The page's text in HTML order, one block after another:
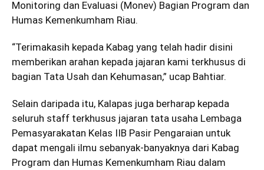
Monitoring dan Evaluasi (Monev) Bagian Program dan
Humas Kemenkumham Riau.
“Terimakasih kepada Kabag yang telah hadir disini
memberikan arahan kepada jajaran kami terkhusus di
bagian Tata Usah dan Kehumasan,” ucap Bahtiar.
Selain daripada itu, Kalapas juga berharap kepada
seluruh staff terkhusus jajaran tata usaha Lembaga
Pemasyarakatan Kelas IIB Pasir Pengaraian untuk
dapat mengali ilmu sebanyak-banyaknya dari Kabag
Program dan Humas Kemenkumham Riau dalam